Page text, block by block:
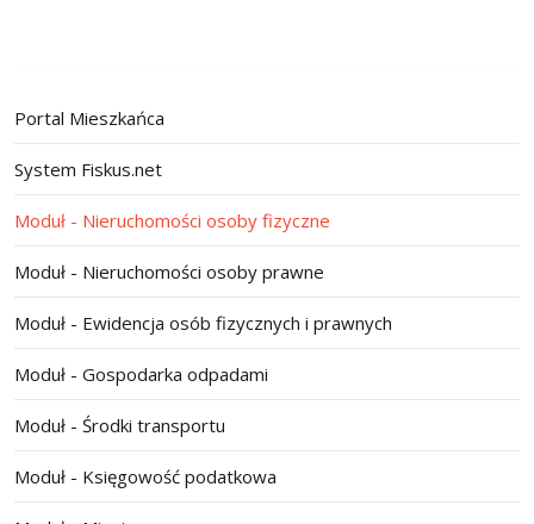
Portal Mieszkańca
System Fiskus.net
Moduł - Nieruchomości osoby fizyczne
Moduł - Nieruchomości osoby prawne
Moduł - Ewidencja osób fizycznych i prawnych
Moduł - Gospodarka odpadami
Moduł - Środki transportu
Moduł - Księgowość podatkowa